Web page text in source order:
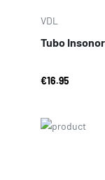
VDL
Tubo
€16.95
Price